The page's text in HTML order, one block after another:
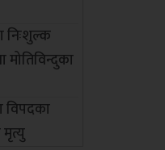
निःशुल्क